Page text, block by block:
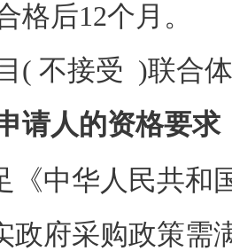
格后12个月。
( 不接受 )联合
请人的资格要求
《中华人民共和
政府采购政策需